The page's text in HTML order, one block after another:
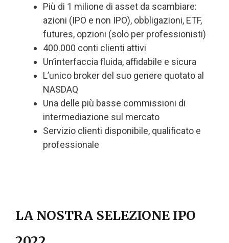
Più di 1 milione di asset da scambiare:
azioni (IPO e non IPO), obbligazioni, ETF,
futures, opzioni (solo per professionisti)
400.000 conti clienti attivi
Un’interfaccia fluida, affidabile e sicura
L’unico broker del suo genere quotato al
NASDAQ
Una delle più basse commissioni di
intermediazione sul mercato
Servizio clienti disponibile, qualificato e
professionale
LA NOSTRA SELEZIONE IPO